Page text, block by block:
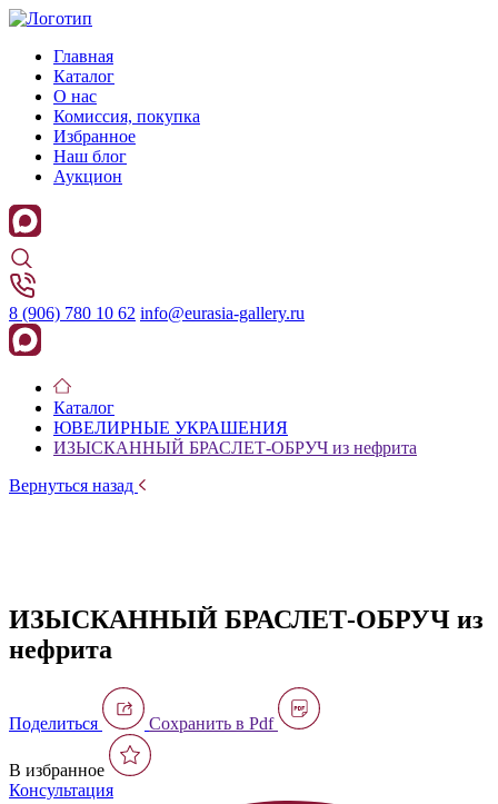
Главная
Каталог
О нас
Комиссия, покупка
Избранное
Наш блог
Аукцион
8 (906) 780 10 62 info@eurasia-gallery.ru
Каталог
ЮВЕЛИРНЫЕ УКРАШЕНИЯ
ИЗЫСКАННЫЙ БРАСЛЕТ-ОБРУЧ из нефрита
Вернуться назад
ИЗЫСКАННЫЙ БРАСЛЕТ-ОБРУЧ из
нефрита
Поделиться Сохранить в Pdf
В избранное
Консультация